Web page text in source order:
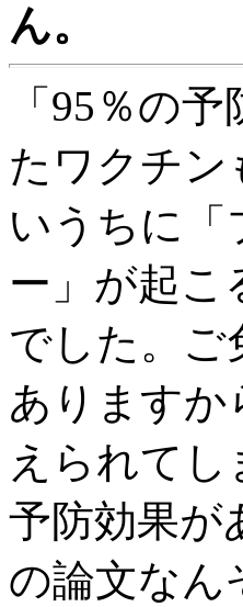
ん。
「95％の
たワクチン
いうちに「
ー」が起こ
でした。ご
ありますか
えられて
予防効果が
の論文なん